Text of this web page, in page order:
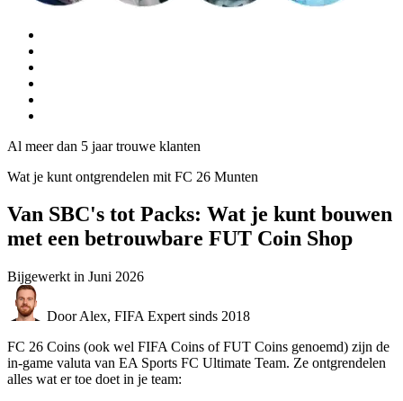
Al meer dan 5 jaar trouwe klanten
Wat je kunt ontgrendelen mit FC 26 Munten
Van SBC's tot Packs: Wat je kunt bouwen
met een betrouwbare FUT Coin Shop
Bijgewerkt in Juni 2026
Door Alex, FIFA Expert sinds 2018
FC 26 Coins (ook wel FIFA Coins of FUT Coins genoemd) zijn de
in-game valuta van EA Sports FC Ultimate Team. Ze ontgrendelen
alles wat er toe doet in je team: